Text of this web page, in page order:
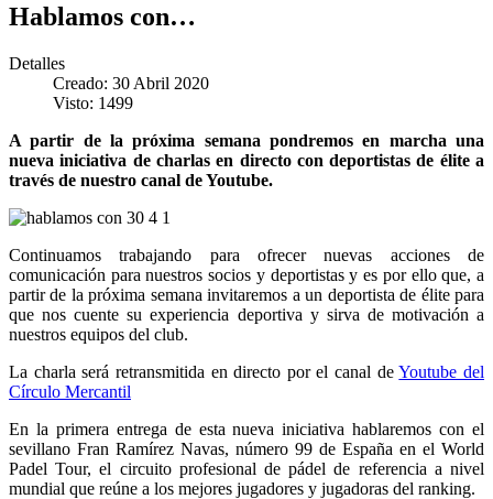
Hablamos con…
Detalles
Creado: 30 Abril 2020
Visto: 1499
A partir de la próxima semana pondremos en marcha una
nueva iniciativa de charlas en directo con deportistas de élite a
través de nuestro canal de Youtube.
Continuamos trabajando para ofrecer nuevas acciones de
comunicación para nuestros socios y deportistas y es por ello que, a
partir de la próxima semana invitaremos a un deportista de élite para
que nos cuente su experiencia deportiva y sirva de motivación a
nuestros equipos del club.
La charla será retransmitida en directo por el canal deYoutube del
Círculo Mercantil
En la primera entrega de esta nueva iniciativa hablaremos con el
sevillano Fran Ramírez Navas, número 99 de España en el World
Padel Tour, el circuito profesional de pádel de referencia a nivel
mundial que reúne a los mejores jugadores y jugadoras del ranking.